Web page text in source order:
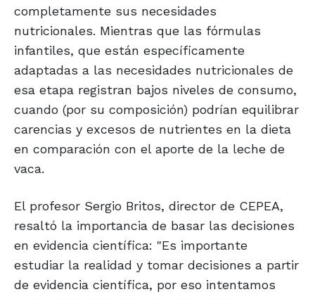
completamente sus necesidades
nutricionales. Mientras que las fórmulas
infantiles, que están específicamente
adaptadas a las necesidades nutricionales de
esa etapa registran bajos niveles de consumo,
cuando (por su composición) podrían equilibrar
carencias y excesos de nutrientes en la dieta
en comparación con el aporte de la leche de
vaca.
El profesor Sergio Britos, director de CEPEA,
resaltó la importancia de basar las decisiones
en evidencia científica: "Es importante
estudiar la realidad y tomar decisiones a partir
de evidencia científica, por eso intentamos